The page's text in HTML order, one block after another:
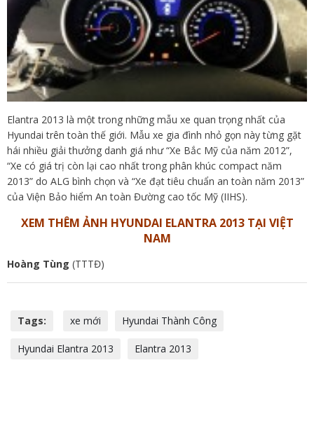
Elantra 2013 là một trong những mẫu xe quan trọng nhất của
Hyundai trên toàn thế giới. Mẫu xe gia đình nhỏ gọn này từng gặt
hái nhiều giải thưởng danh giá như “Xe Bắc Mỹ của năm 2012”,
“Xe có giá trị còn lại cao nhất trong phân khúc compact năm
2013” do ALG bình chọn và “Xe đạt tiêu chuẩn an toàn năm 2013”
của Viện Bảo hiểm An toàn Đường cao tốc Mỹ (IIHS).
XEM THÊM ẢNH HYUNDAI ELANTRA 2013 TẠI VIỆT
NAM
Hoàng Tùng (TTTĐ)
Tags: xe mới Hyundai Thành Công
Hyundai Elantra 2013 Elantra 2013